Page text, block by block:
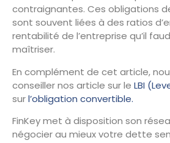
contraignantes. Ces obligations
sont souvent liées à des ratios
rentabilité de l’entreprise qu’il
maîtriser.
En complément de cet article,
conseiller nos article sur le LBI
surl’obligation convertible.
FinKey met à disposition son
négocier au mieux votre dette